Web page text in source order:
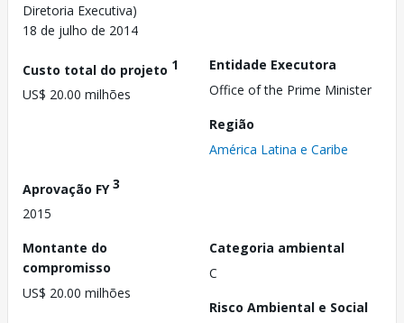
Diretoria Executiva)
18 de julho de 2014
Custo total do projeto 1
US$ 20.00 milhões
Entidade Executora
Office of the Prime Minister
Região
América Latina e Caribe
Aprovação FY3
2015
Montante do
compromisso
US$ 20.00 milhões
Categoria ambiental
C
Risco Ambiental e Social